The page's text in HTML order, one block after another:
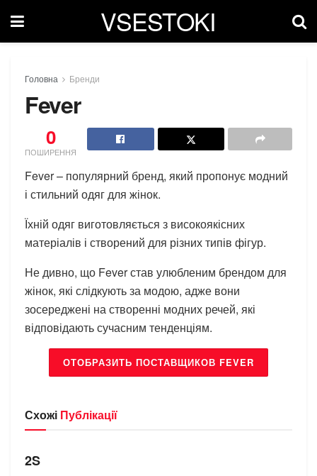
VSESTOKI
Головна Бренди
Fever
0
ПОШИРЕННЯ
Fever – популярний бренд, який пропонує модний
і стильний одяг для жінок.
Їхній одяг виготовляється з високоякісних
матеріалів і створений для різних типів фігур.
Не дивно, що Fever став улюбленим брендом для
жінок, які слідкують за модою, адже вони
зосереджені на створенні модних речей, які
відповідають сучасним тенденціям.
ОТОБРАЗИТЬ ПОСТАВЩИКОВ FEVER
Схожі Публікації
БРЕНДИ
2S